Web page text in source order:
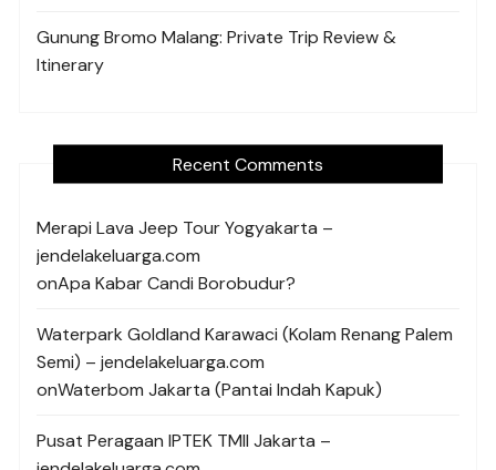
Gunung Bromo Malang: Private Trip Review &
Itinerary
Recent Comments
Merapi Lava Jeep Tour Yogyakarta –
jendelakeluarga.com
onApa Kabar Candi Borobudur?
Waterpark Goldland Karawaci (Kolam Renang Palem
Semi) – jendelakeluarga.com
onWaterbom Jakarta (Pantai Indah Kapuk)
Pusat Peragaan IPTEK TMII Jakarta –